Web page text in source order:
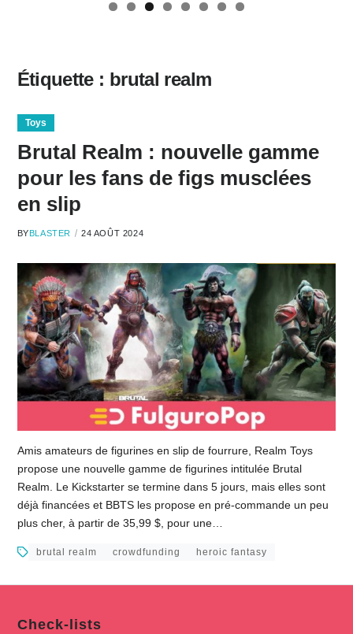
Étiquette : brutal realm
Toys
Brutal Realm : nouvelle gamme
pour les fans de figs musclées
en slip
BYBLASTER 24 AOÛT 2024
Amis amateurs de figurines en slip de fourrure, Realm Toys
propose une nouvelle gamme de figurines intitulée Brutal
Realm. Le Kickstarter se termine dans 5 jours, mais elles sont
déjà financées et BBTS les propose en pré-commande un peu
plus cher, à partir de 35,99 $, pour une…
brutal realm crowdfunding heroic fantasy
Check-lists